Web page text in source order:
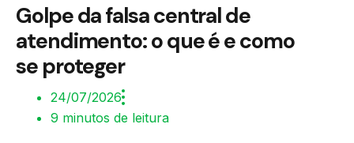
Golpe da falsa central de
atendimento: o que é e como
se proteger
24/07/2026
9 minutos de leitura